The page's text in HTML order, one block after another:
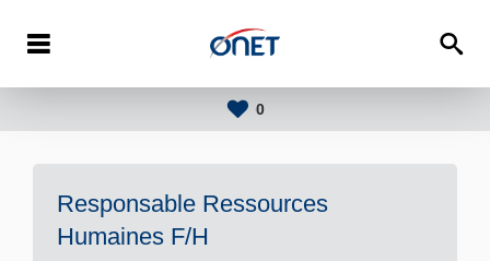
0
Responsable Ressources
Humaines F/H